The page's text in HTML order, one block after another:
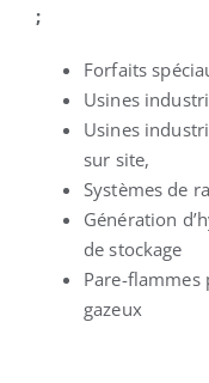
;
Forfaits
Usines
Usines
sur site,
Systèmes de
Génération
de stockage
Pare-flammes
gazeux